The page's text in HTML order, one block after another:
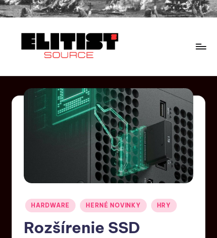
HARDWARE HERNÉ NOVINKY HRY
Rozšírenie SSD